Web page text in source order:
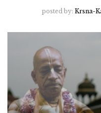
posted by: Krsna-